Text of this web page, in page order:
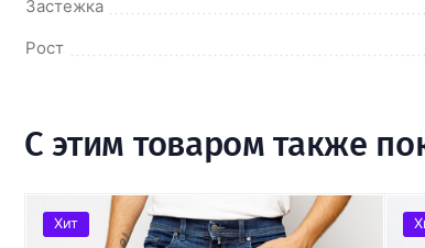
Застежка
Рост
С этим товаром также
Хит